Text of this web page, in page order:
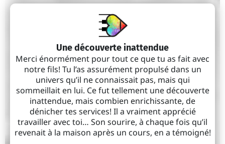
Une découverte inattendue
Merci énormément pour tout ce que tu as fait avec
notre fils! Tu l’as assurément propulsé dans un
univers qu’il ne connaissait pas, mais qui
sommeillait en lui. Ce fut tellement une découverte
inattendue, mais combien enrichissante, de
dénicher tes services! Il a vraiment apprécié
travailler avec toi… Son sourire, à chaque fois qu’il
revenait à la maison après un cours, en a témoigné!